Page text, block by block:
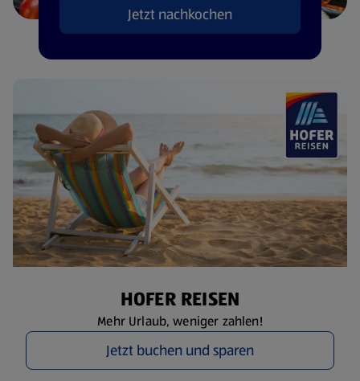
Jetzt nachkochen
HOFER REISEN
Mehr Urlaub, weniger zahlen!
Jetzt buchen und sparen